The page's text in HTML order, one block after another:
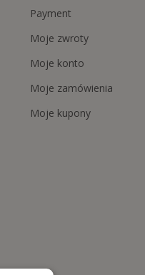
Payment
Moje zwroty
Moje konto
Moje zamówienia
Moje kupony